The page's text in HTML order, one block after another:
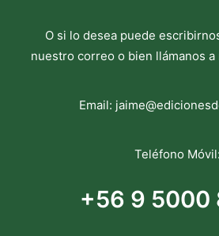
O si lo desea puede
nuestro correo o bien llámanos
Email:
Teléfono Móvil:
+56 9 5000